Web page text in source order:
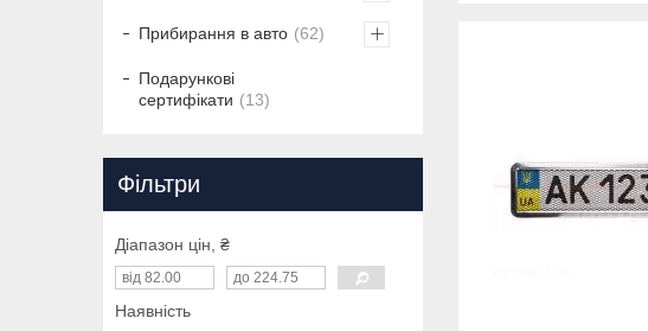
Прибирання в авто 62
Подарункові
сертифікати
13
Фільтри
Діапазон цін, ₴
Наявність